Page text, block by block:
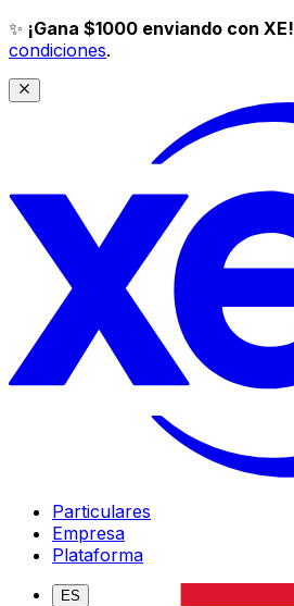
✨ ¡Gana $1000 enviando con XE!
condiciones.
Particulares
Empresa
Plataforma
ES